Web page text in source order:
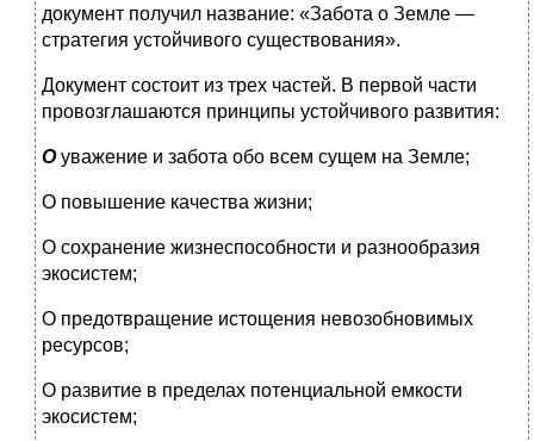
документ получил название: «Забота о Земле —
стратегия устойчивого существо­вания».
Документ состоит из трех частей. В первой части
провозг­лашаются принципы устойчивого развития:
Оуважение и забота обо всем сущем на Земле;
О повышение качества жизни;
О сохранение жизнеспособности и разнообразия
экосистем;
О предотвращение истощения невозобновимых
ресурсов;
О развитие в пределах потенциальной емкости
экосистем;